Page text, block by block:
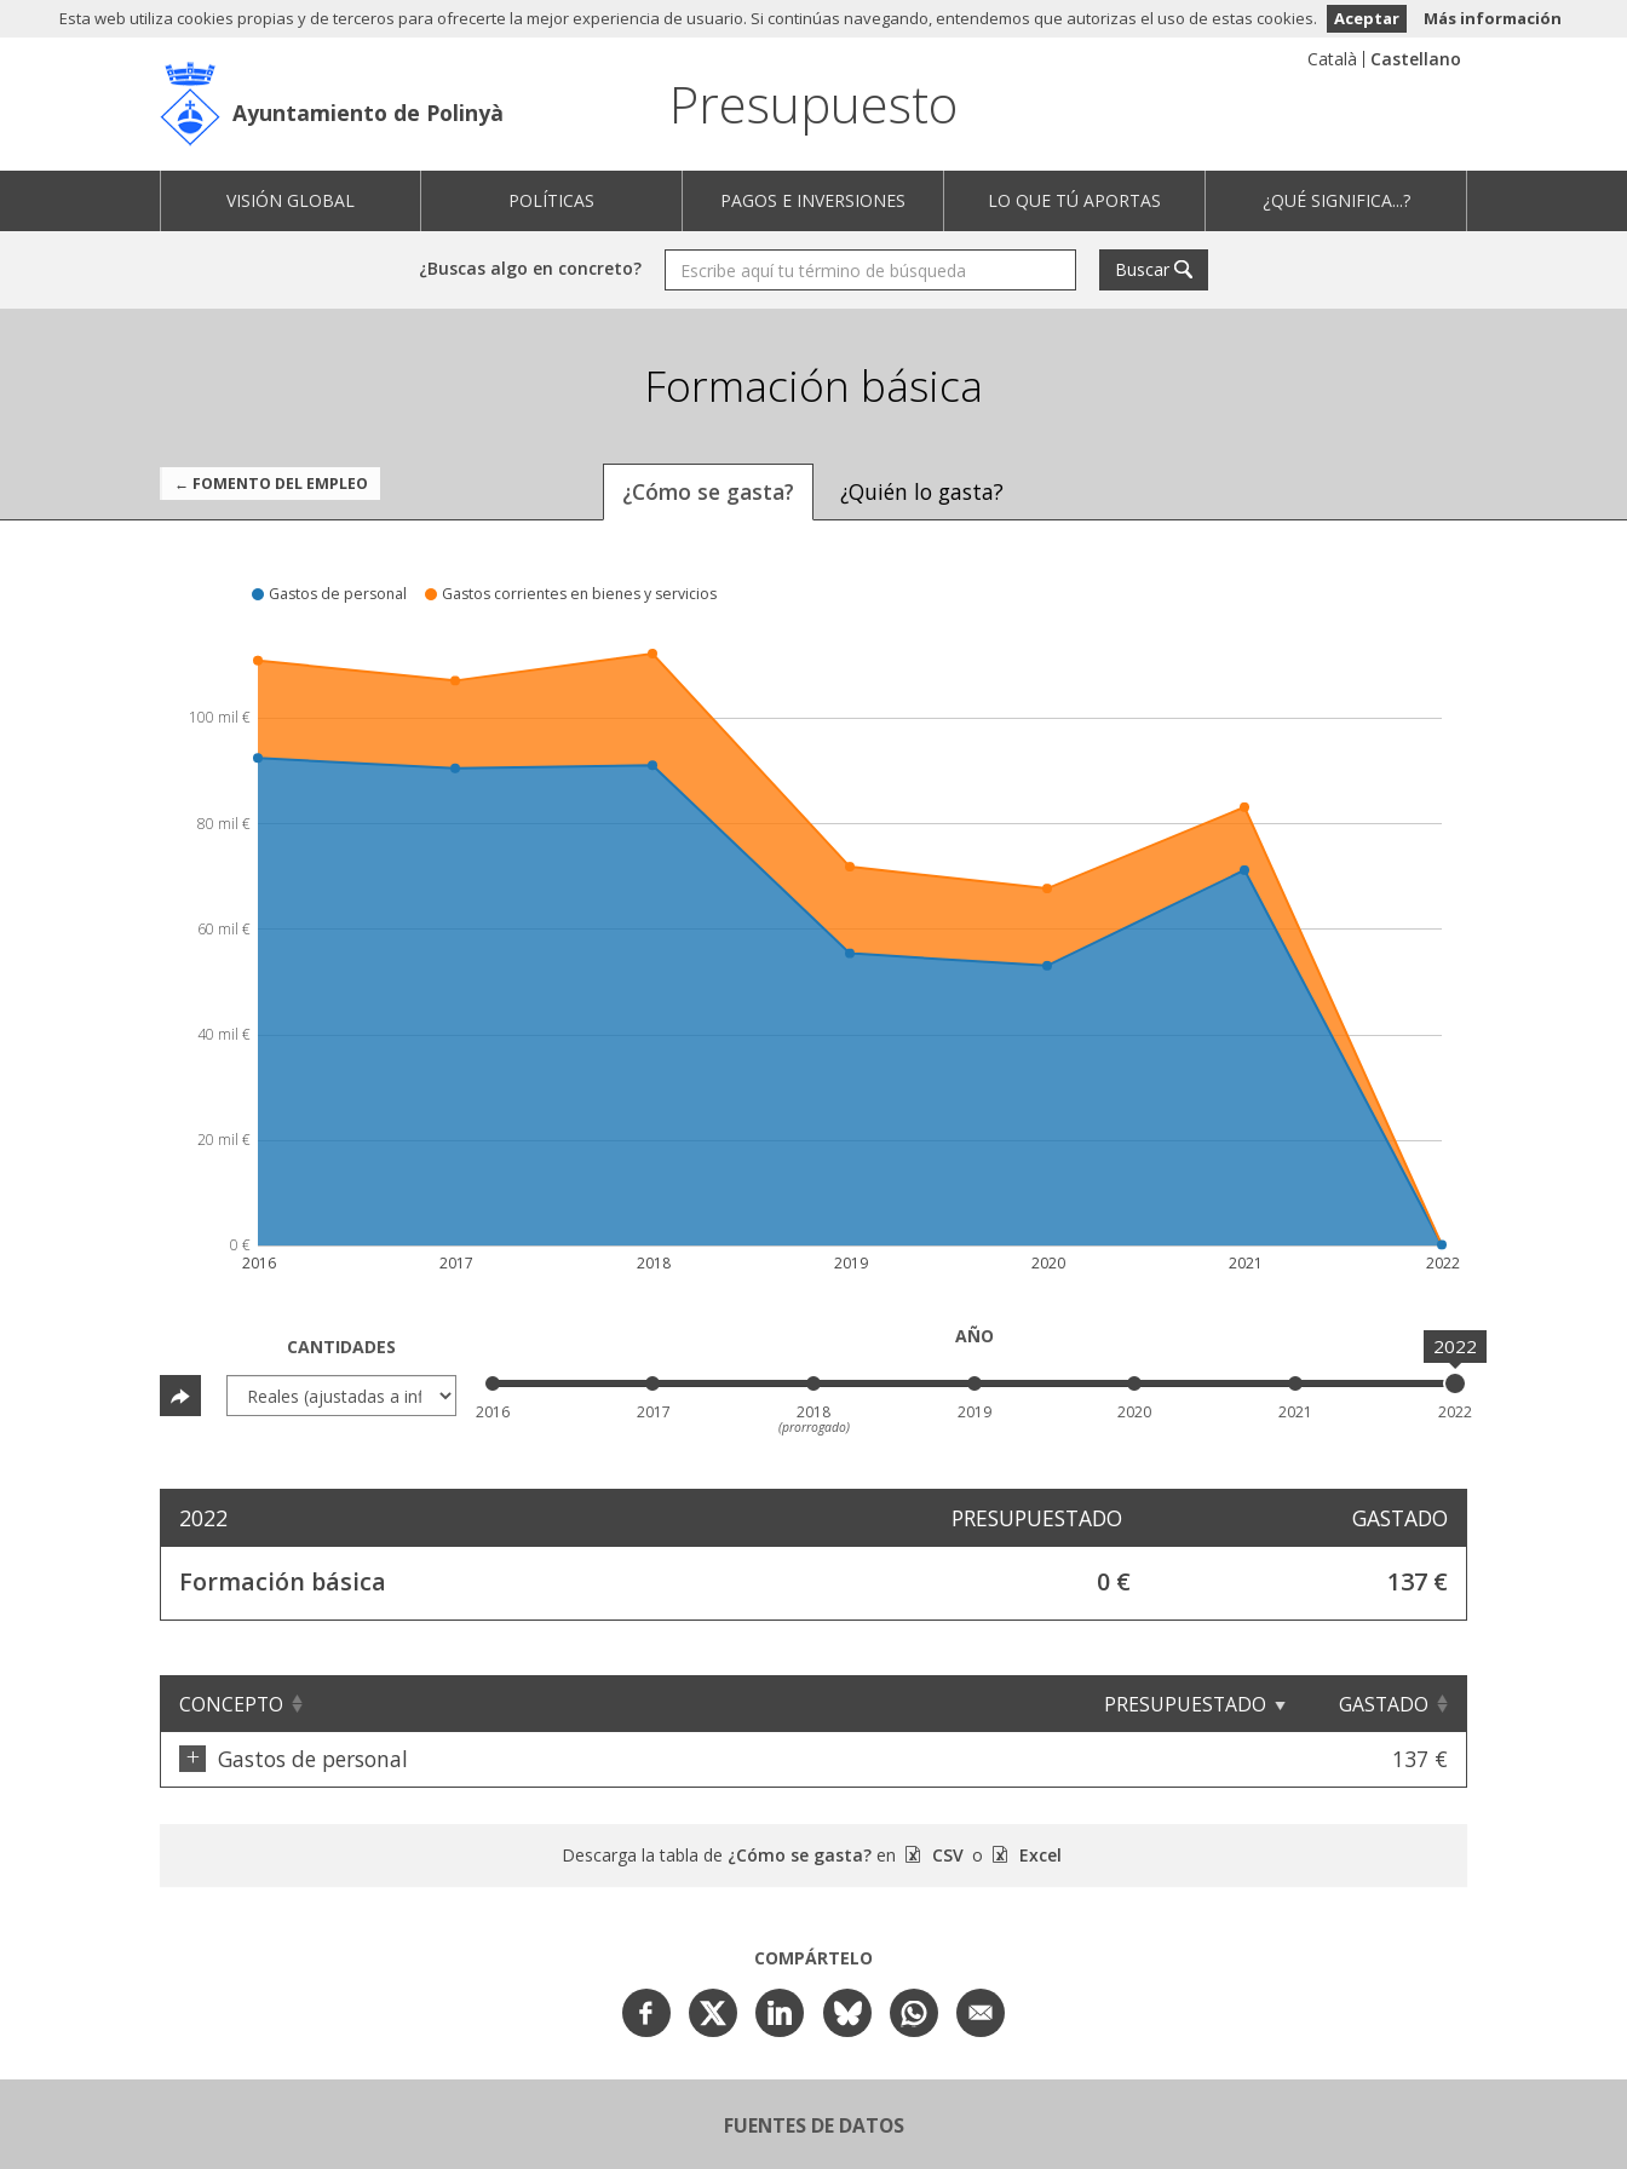
Esta web utiliza cookies propias y de terceros para ofrecerte la mejor experiencia de usuario. Si continúas navegando, entendemos que autorizas el uso de estas cookies. Aceptar Más información
Ayuntamiento de Polinyà Presupuesto
VISIÓN GLOBAL POLÍTICAS PAGOS E INVERSIONES LO QUE TÚ APORTAS ¿QUÉ SIGNIFICA...?
¿Buscas algo en concreto? Buscar
← FOMENTO DEL EMPLEO
Formación básica
¿Cómo se gasta? ¿Quién lo gasta?
¿Cómo se gasta?
Gastos de personal Gastos corrientes en bienes y servicios
2016 2017 2018 2019 2020 2021 2022
0 €
20 mil €
40 mil €
60 mil €
80 mil €
100 mil €
CANTIDADES AÑO 2022
2016 2017 2018
(prorrogado)
2019 2020 2021 2022
2022 PRESUPUESTADO GASTADO
Formación básica 0 € 137 €
CONCEPTO PRESUPUESTADO GASTADO
+ Gastos de personal 137 €
Descarga la tabla de ¿Cómo se gasta? en CSV o Excel
COMPÁRTELO
FUENTES DE DATOS